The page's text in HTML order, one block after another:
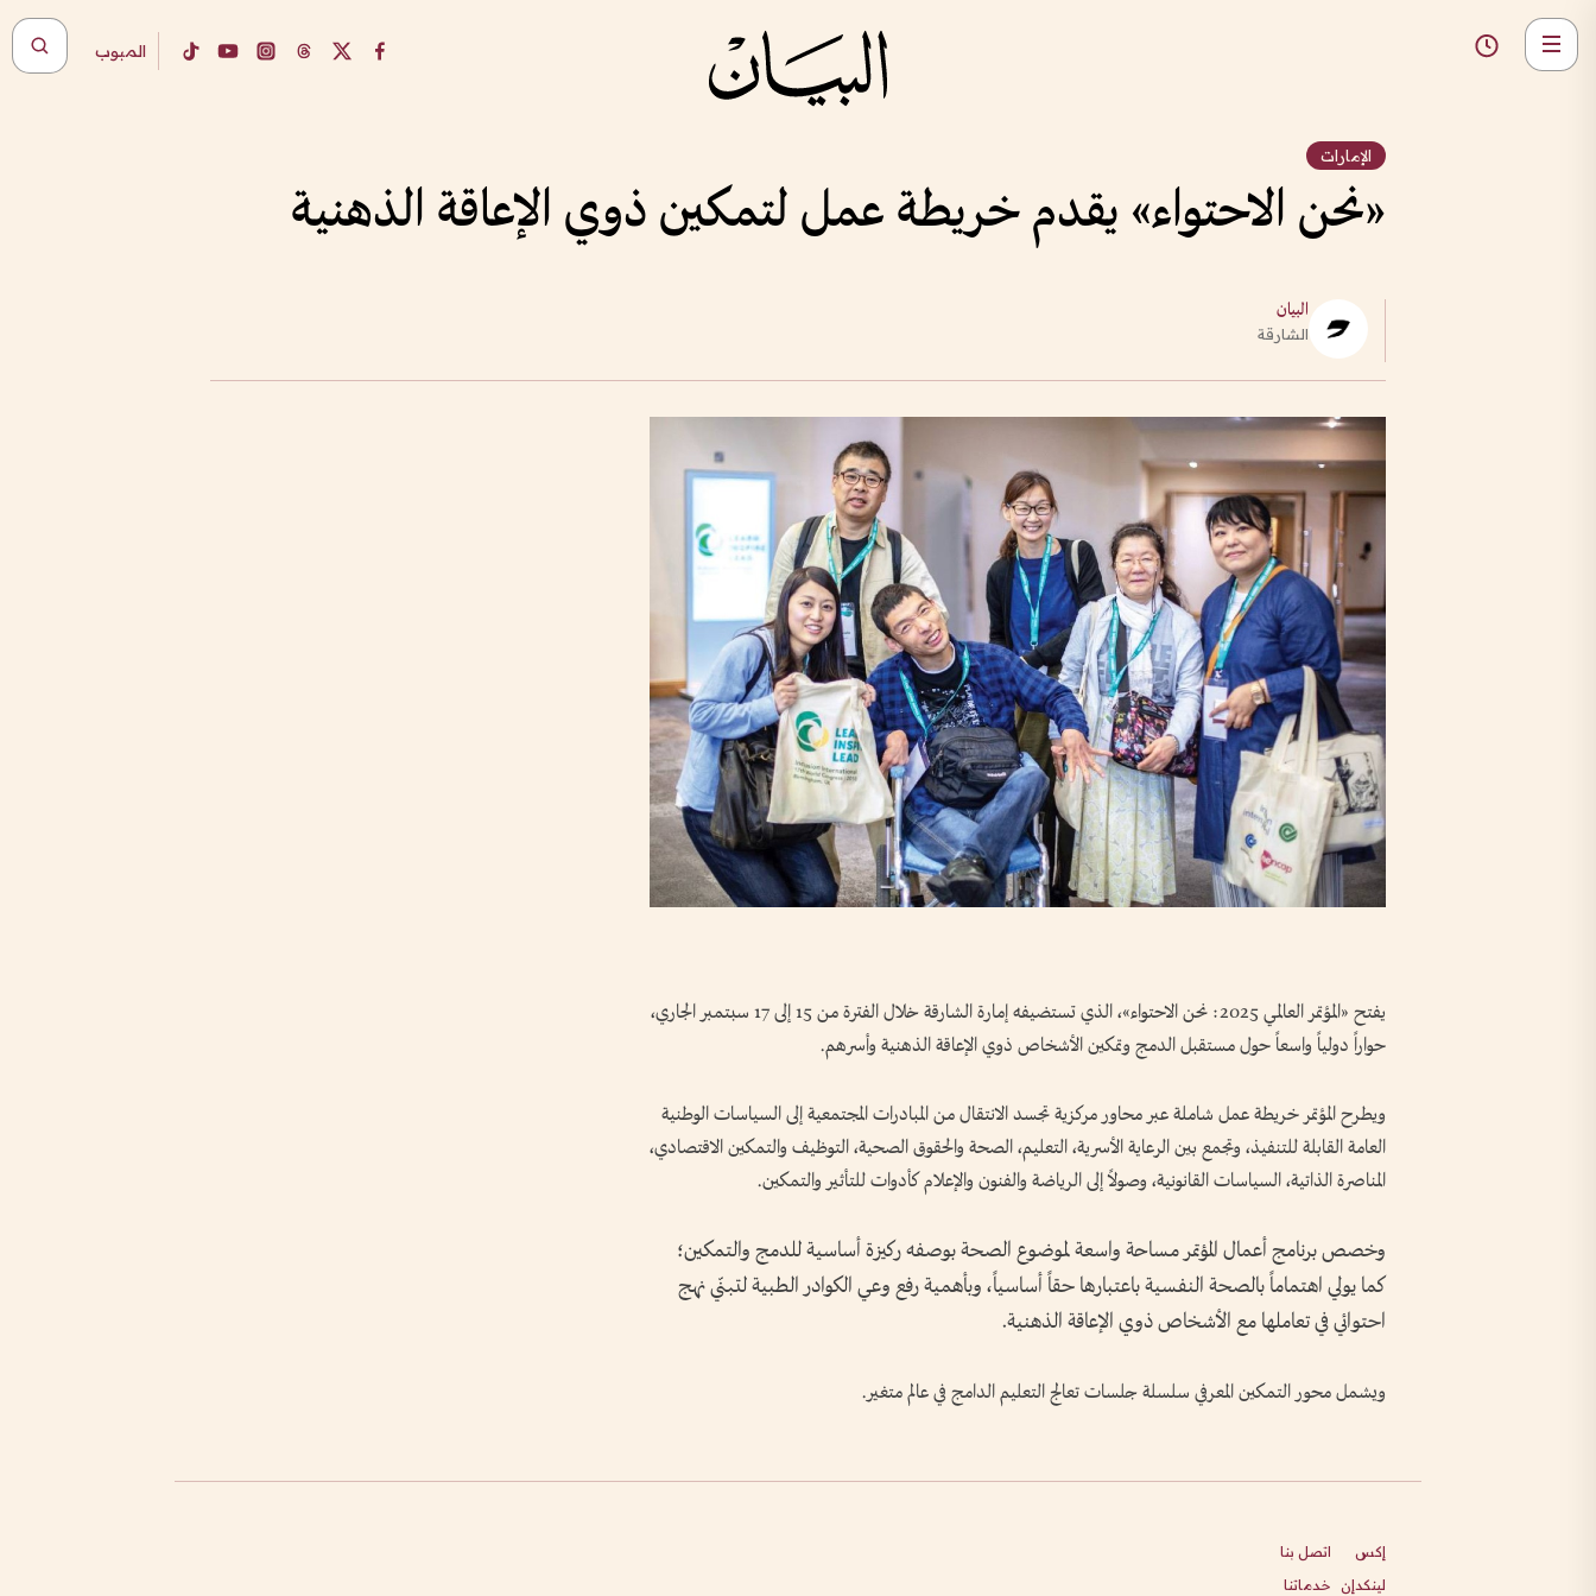
المبوب
الإمارات
«نحن الاحتواء» يقدم خريطة عمل لتمكين ذوي الإعاقة الذهنية
البيان
الشارقة
يفتح «المؤتمر العالمي 2025: نحن الاحتواء»، الذي تستضيفه إمارة الشارقة خلال الفترة من 15 إلى 17 سبتمبر الجاري،
حواراً دولياً واسعاً حول مستقبل الدمج وتمكين الأشخاص ذوي الإعاقة الذهنية وأسرهم.
ويطرح المؤتمر خريطة عمل شاملة عبر محاور مركزية تجسد الانتقال من المبادرات المجتمعية إلى السياسات الوطنية
العامة القابلة للتنفيذ، وتجمع بين الرعاية الأسرية، التعليم، الصحة والحقوق الصحية، التوظيف والتمكين الاقتصادي،
المناصرة الذاتية، السياسات القانونية، وصولاً إلى الرياضة والفنون والإعلام كأدوات للتأثير والتمكين.
وخصص برنامج أعمال المؤتمر مساحة واسعة لموضوع الصحة بوصفه ركيزة أساسية للدمج والتمكين؛
كما يولي اهتماماً بالصحة النفسية باعتبارها حقاً أساسياً، وبأهمية رفع وعي الكوادر الطبية لتبنّي نهج
احتوائي في تعاملها مع الأشخاص ذوي الإعاقة الذهنية.
ويشمل محور التمكين المعرفي سلسلة جلسات تعالج التعليم الدامج في عالم متغير.
إكس
لينكدإن
اتصل بنا
خدماتنا